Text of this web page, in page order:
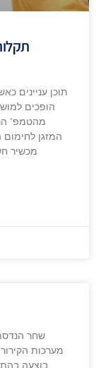
תוכן עניינים
הופכים
מהטמפ'
המזגן
מכשיר
מערכות